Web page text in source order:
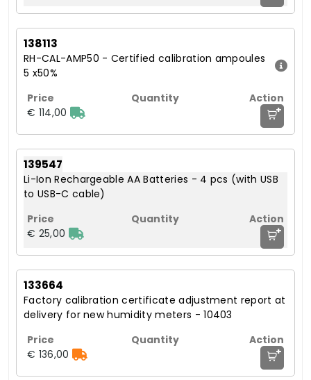
138113
RH-CAL-AMP50 - Certified calibration ampoules
5 x50%
€ 114,00 +
139547
Li-Ion Rechargeable AA Batteries - 4 pcs (with USB
to USB-C cable)
€ 25,00 +
133664
Factory calibration certificate adjustment report at
delivery for new humidity meters - 10403
€ 136,00 +